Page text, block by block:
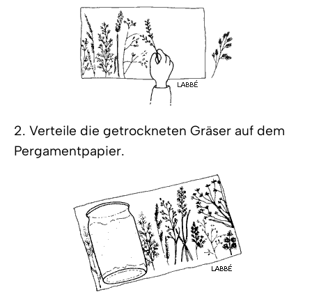
2. Verteile die getrockneten Gräser auf dem
Pergamentpapier.